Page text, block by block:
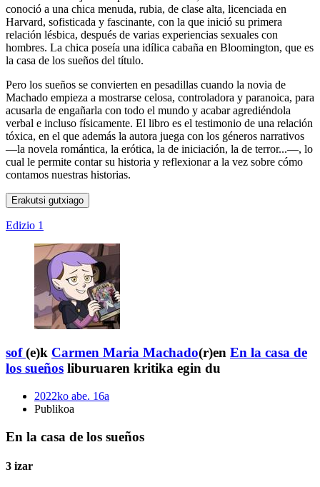
conoció a una chica menuda, rubia, de clase alta, licenciada en
Harvard, sofisticada y fascinante, con la que inició su primera
relación lésbica, después de varias experiencias sexuales con
hombres. La chica poseía una idílica cabaña en Bloomington, que es
la casa de los sueños del título.
Pero los sueños se convierten en pesadillas cuando la novia de
Machado empieza a mostrarse celosa, controladora y paranoica, para
acusarla de engañarla con todo el mundo y acabar agrediéndola
verbal e incluso físicamente. El libro es el testimonio de una relación
tóxica, en el que además la autora juega con los géneros narrativos
—la novela romántica, la erótica, la de iniciación, la de terror...—, lo
cual le permite contar su historia y reflexionar a la vez sobre cómo
contamos nuestras historias.
Erakutsi gutxiago
Edizio 1
sof (e)k Carmen Maria Machado(r)en En la casa de
los sueños liburuaren kritika egin du
2022ko abe. 16a
Publikoa
En la casa de los sueños
3 izar